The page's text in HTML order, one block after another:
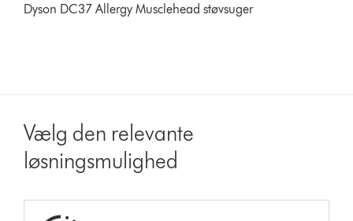
Dyson DC37 Allergy Musclehead støvsuger
Vælg den relevante
løsningsmulighed